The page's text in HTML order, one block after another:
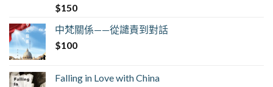
$150
中梵關係——從譴責到對話
$100
Falling in Love with China